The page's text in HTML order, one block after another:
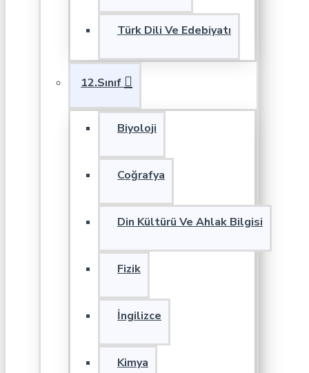
Türk Dili Ve Edebiyatı
12.Sınıf
Biyoloji
Coğrafya
Din Kültürü Ve Ahlak Bilgisi
Fizik
İngilizce
Kimya